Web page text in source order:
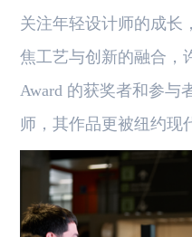
关注年轻设计师的成长
焦工艺与创新的融合，
Award 的获奖者和参与
师，其作品更被纽约现